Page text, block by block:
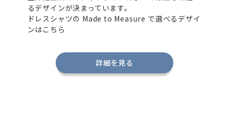
るデザインが決まっています。
ドレスシャツの Made to Measure で選べるデザイ
ンはこちら
詳細を見る